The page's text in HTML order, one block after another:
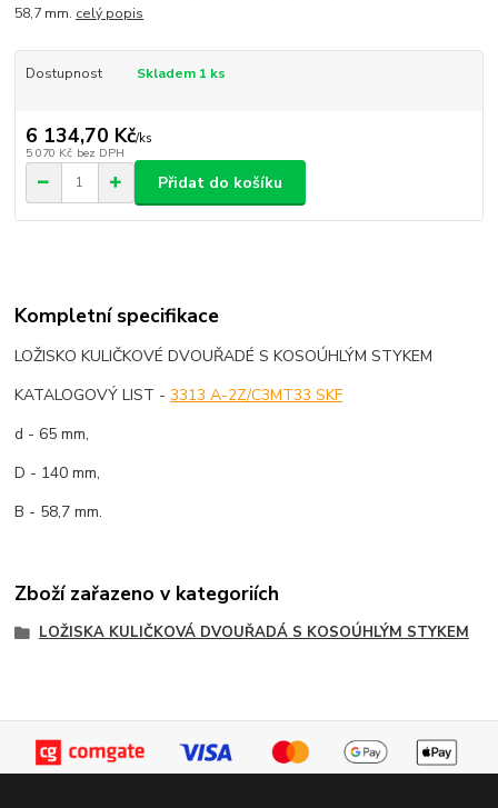
58,7 mm. celý popis
Dostupnost Skladem 1 ks
6 134,70 Kč/ks
5 070 Kč bez DPH
Přidat do košíku
Kompletní specifikace
LOŽISKO KULIČKOVÉ DVOUŘADÉ S KOSOÚHLÝM STYKEM
KATALOGOVÝ LIST -3313 A-2Z/C3MT33 SKF
d - 65 mm,
D - 140 mm,
B - 58,7 mm.
Zboží zařazeno v kategoriích
LOŽISKA KULIČKOVÁ DVOUŘADÁ S KOSOÚHLÝM STYKEM